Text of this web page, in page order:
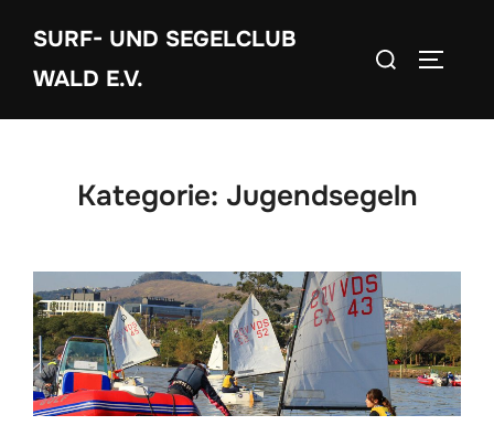
Inhalt
springen
SURF- UND SEGELCLUB
WALD E.V.
Suchen
Kategorie: Jugendsegeln